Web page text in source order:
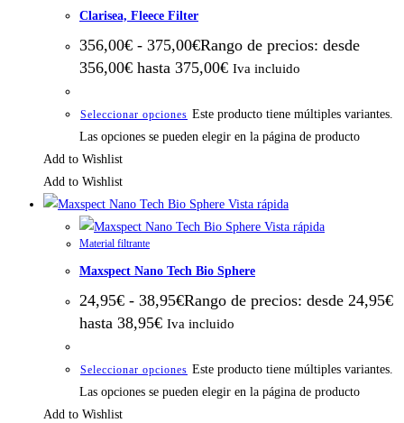
Clarisea, Fleece Filter
356,00€ - 375,00€Rango de precios: desde
356,00€ hasta 375,00€ Iva incluido
Seleccionar opciones Este producto tiene múltiples variantes.
Las opciones se pueden elegir en la página de producto
Add to Wishlist
Add to Wishlist
Vista rápida
Vista rápida
Material filtrante
Maxspect Nano Tech Bio Sphere
24,95€ - 38,95€Rango de precios: desde 24,95€
hasta 38,95€ Iva incluido
Seleccionar opciones Este producto tiene múltiples variantes.
Las opciones se pueden elegir en la página de producto
Add to Wishlist